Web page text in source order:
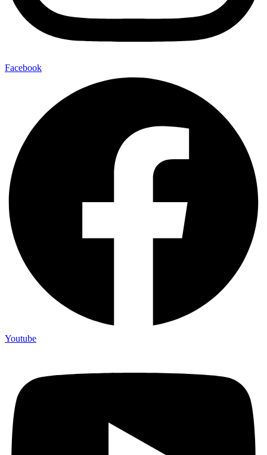
Facebook
Youtube